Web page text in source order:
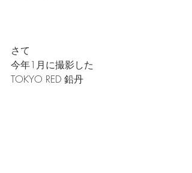
さて
今年1月に撮影した
TOKYO RED 鉛丹